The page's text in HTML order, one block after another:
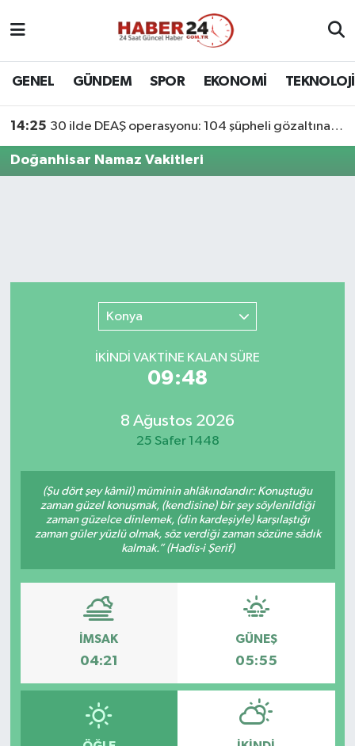
GENEL GÜNDEM SPOR EKONOMİ TEKNOLOJİ
14:25 30 ilde DEAŞ operasyonu: 104 şüpheli gözaltına alındı
Doğanhisar Namaz Vakitleri
Konya
İKINDI VAKTİNE KALAN SÜRE
09:48
8 Ağustos 2026
25 Safer 1448
(Şu dört şey kâmil) müminin ahlâkındandır: Konuştuğu
zaman güzel konuşmak, (kendisine) bir şey söylenildiği
zaman güzelce dinlemek, (din kardeşiyle) karşılaştığı
zaman güler yüzlü olmak, söz verdiği zaman sözüne sâdık
kalmak.” (Hadis-i Şerif)
İMSAK
04:21
GÜNEŞ
05:55
Nöbetçi Eczaneler
Son Dakika Haberleri